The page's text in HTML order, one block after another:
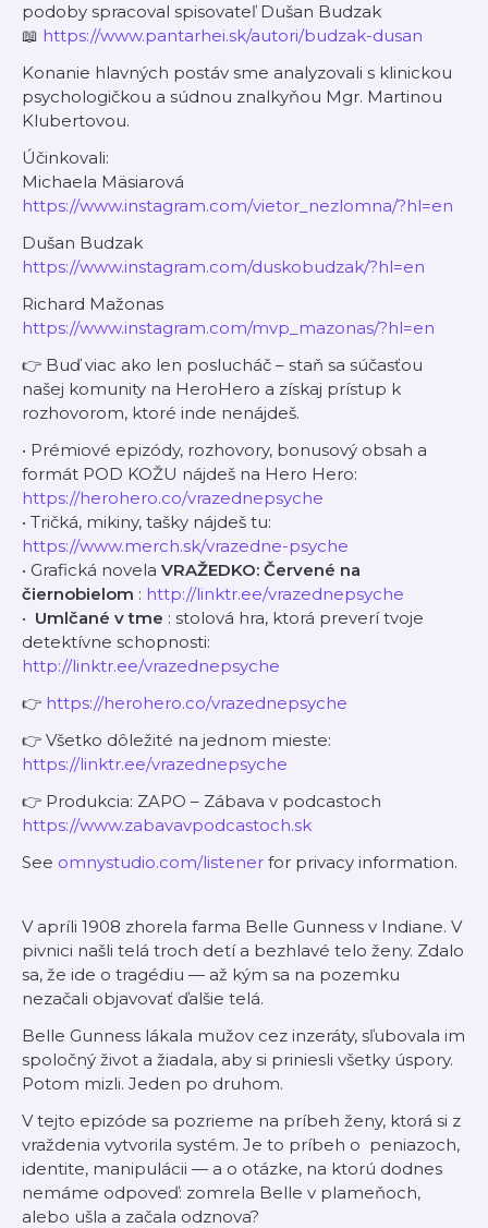
podoby spracoval spisovateľ Dušan Budzak
📖 https://www.pantarhei.sk/autori/budzak-dusan
Konanie hlavných postáv sme analyzovali s klinickou
psychologičkou a súdnou znalkyňou Mgr. Martinou
Klubertovou.
Účinkovali:
Michaela Mäsiarová
https://www.instagram.com/vietor_nezlomna/?hl=en
Dušan Budzak
https://www.instagram.com/duskobudzak/?hl=en
Richard Mažonas
https://www.instagram.com/mvp_mazonas/?hl=en
👉 Buď viac ako len poslucháč – staň sa súčasťou
našej komunity na HeroHero a získaj prístup k
rozhovorom, ktoré inde nenájdeš.
• Prémiové epizódy, rozhovory, bonusový obsah a
formát POD KOŽU nájdeš na Hero Hero:
https://herohero.co/vrazednepsyche
• Tričká, mikiny, tašky nájdeš tu:
https://www.merch.sk/vrazedne-psyche
• Grafická novela VRAŽEDKO: Červené na
čiernobielom : http://linktr.ee/vrazednepsyche
• ⁠ Umlčané v tme : stolová hra, ktorá preverí tvoje
detektívne schopnosti:
http://linktr.ee/vrazednepsyche
👉 https://herohero.co/vrazednepsyche
👉 Všetko dôležité na jednom mieste:
https://linktr.ee/vrazednepsyche
👉 Produkcia: ZAPO – Zábava v podcastoch
https://www.zabavavpodcastoch.sk
See omnystudio.com/listener for privacy information.
V apríli 1908 zhorela farma Belle Gunness v Indiane. V
pivnici našli telá troch detí a bezhlavé telo ženy. Zdalo
sa, že ide o tragédiu — až kým sa na pozemku
nezačali objavovať ďalšie telá.
Belle Gunness lákala mužov cez inzeráty, sľubovala im
spoločný život a žiadala, aby si priniesli všetky úspory.
Potom mizli. Jeden po druhom.
V tejto epizóde sa pozrieme na príbeh ženy, ktorá si z
vraždenia vytvorila systém. Je to príbeh o peniazoch,
identite, manipulácii — a o otázke, na ktorú dodnes
nemáme odpoveď: zomrela Belle v plameňoch,
alebo ušla a začala odznova?